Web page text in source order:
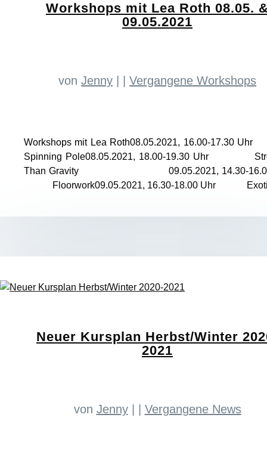
Workshops mit Lea Roth 08.05.
09.05.2021
von Jenny Vergangene Workshops
Workshops mit Lea Roth08.05.2021, 16.00-
Spinning Pole08.05.2021, 18.00-19.30 Uhr
Than Gravity 09.05.2021, 14.30-16.00
Floorwork09.05.2021, 16.30-18.00 Uhr
Neuer Kursplan Herbst/Winter
2021
von Jenny| Vergangene News